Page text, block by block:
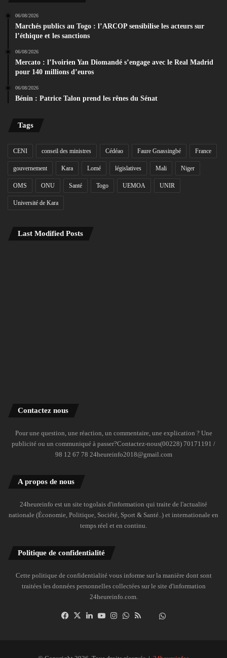
06/08/2026
Marchés publics au Togo : l’ARCOP sensibilise les acteurs sur
l’éthique et les sanctions
06/08/2026
Mercato : l’Ivoirien Yan Diomandé s’engage avec le Real Madrid
pour 140 millions d’euros
06/08/2026
Bénin : Patrice Talon prend les rênes du Sénat
Tags
CENI conseil des ministres Cédéao Faure Gnassingbé France
gouvernement Kara Lomé législatives Mali Niger
OMS ONU Santé Togo UEMOA UNIR
Université de Kara
Last Modified Posts
Contactez nous
Pour une question, une réaction, un commentaire, une explication ? Une
publicité ou un communiqué à passer?Contactez-nous(00228) 70171191 /
98 12 67 78 24heureinfo2018@gmail.com
A propos de nous
24heureinfo est un site togolais d'information qui traite de l'actualité
nationale (Économie, Politique, Société, Sport & Santé..) et internationale en
temps réel et en continu.
Politique de confidentialité
Cette politique de confidentialité vous informe sur la manière dont sont
traitées les données personnelles collectées sur le site d'information
24heureinfo.com.
Facebook
X LinkedinYouTubeInstagramWhatsAppDailymotion